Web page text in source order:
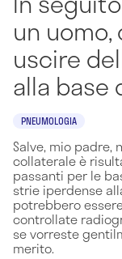
un
uscire
alla base
PNEUMOLOGIA
Salve, mio padre,
collaterale è
passanti per le
strie iperdense
potrebbero
controllate
se vorreste
merito.